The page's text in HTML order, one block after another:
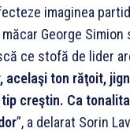
imaginea
George
ce stofă de lider
acelaşi ton răţoit,
creştin. Ca
”, a delarat Sorin